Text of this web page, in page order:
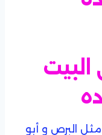
البيت
البرص و أبو